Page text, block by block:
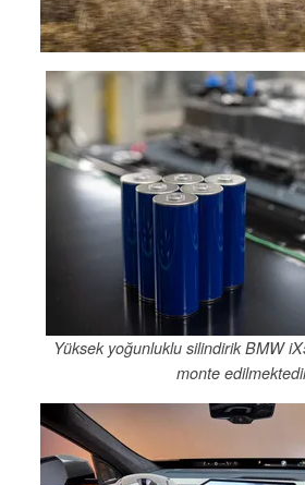
Yüksek yoğunluklu silindirik BMW
monte